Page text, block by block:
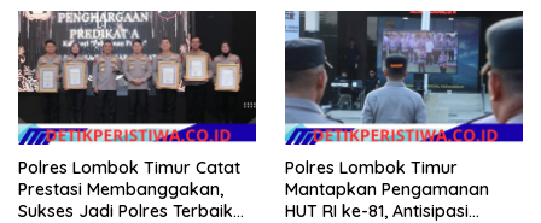
Polres Lombok Timur Catat
Prestasi Membanggakan,
Sukses Jadi Polres Terbaik
Polres Lombok Timur
Mantapkan Pengamanan
HUT RI ke-81, Antisipasi